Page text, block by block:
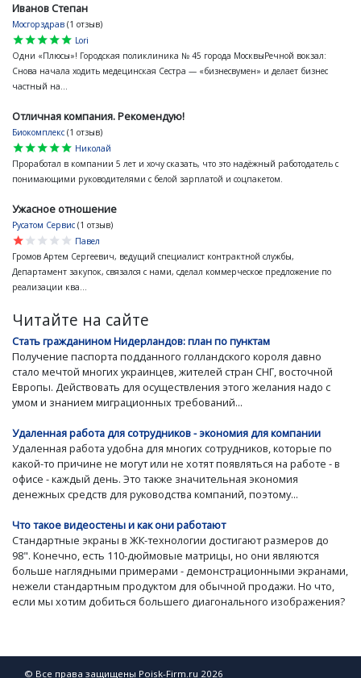
Иванов Степан
Мосгорздрав (1 отзыв)
star
star
star
star
star
Lori
Одни «Плюсы»! Городская поликлиника № 45 города МосквыРечной вокзал:
Снова начала ходить медецинская Сестра — «бизнесвумен» и делает бизнес
частный на...
Отличная компания. Рекомендую!
Биокомплекс (1 отзыв)
star
star
star
star
star
Николай
Проработал в компании 5 лет и хочу сказать, что это надёжный работодатель с
понимающими руководителями с белой зарплатой и соцпакетом.
Ужасное отношение
Русатом Сервис (1 отзыв)
star
star
star
star
star
Павел
Громов Артем Сергеевич, ведущий специалист контрактной службы,
Департамент закупок, связался с нами, сделал коммерческое предложение по
реализации ква...
Читайте на сайте
Стать гражданином Нидерландов: план по пунктам
Получение паспорта подданного голландского короля давно
стало мечтой многих украинцев, жителей стран СНГ, восточной
Европы. Действовать для осуществления этого желания надо с
умом и знанием миграционных требований...
Удаленная работа для сотрудников - экономия для компании
Удаленная работа удобна для многих сотрудников, которые по
какой-то причине не могут или не хотят появляться на работе - в
офисе - каждый день. Это также значительная экономия
денежных средств для руководства компаний, поэтому...
Что такое видеостены и как они работают
Стандартные экраны в ЖК-технологии достигают размеров до
98". Конечно, есть 110-дюймовые матрицы, но они являются
больше наглядными примерами - демонстрационными экранами,
нежели стандартным продуктом для обычной продажи. Но что,
если мы хотим добиться большего диагонального изображения?
© Все права защищены Poisk-Firm.ru 2026